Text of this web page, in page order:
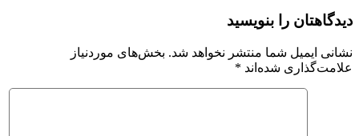
دیدگاهتان را بنویسید
نشانی ایمیل شما منتشر نخواهد شد. بخش‌های موردنیاز
علامت‌گذاری شده‌اند *